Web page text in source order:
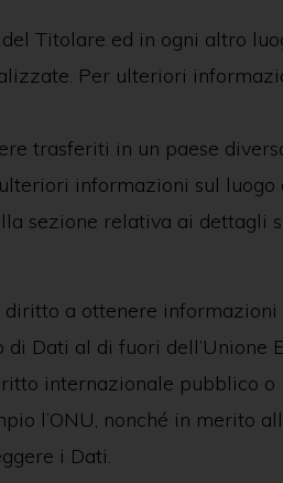
Titolare ed in ogni altro
Per ulteriori
trasferiti in un paese
informazioni sul luogo
sezione relativa ai dettagli
diritto a ottenere informazioni
Dati al di fuori dell’Unione
internazionale pubblico o
l’ONU, nonché in merito
i Dati.